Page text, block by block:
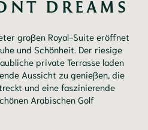
DREAMS
großen Royal-Suite eröffnet
und Schönheit. Der riesige
private Terrasse laden
Aussicht zu genießen, die
und eine faszinierende
Arabischen Golf